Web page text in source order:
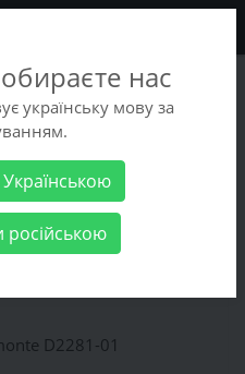
+38 (068) 486-90-09
+38 (093) 486-90-09
Ботинки Remonte D2281-01
01
нас
українську мову за